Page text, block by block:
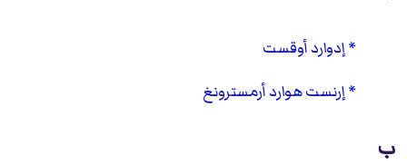
إدوارد أوقست
إرنست هوارد أرمسترونغ
ب